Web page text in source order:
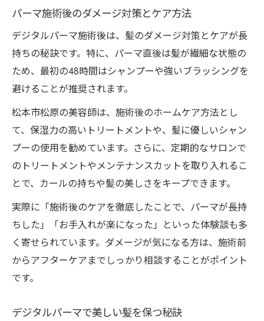
パーマ施術後のダメージ対策とケア方法
デジタルパーマ施術後は、髪のダメージ対策とケアが長
持ちの秘訣です。特に、パーマ直後は髪が繊細な状態の
ため、最初の48時間はシャンプーや強いブラッシングを
避けることが推奨されます。
松本市松原の美容師は、施術後のホームケア方法とし
て、保湿力の高いトリートメントや、髪に優しいシャン
プーの使用を勧めています。さらに、定期的なサロンで
のトリートメントやメンテナンスカットを取り入れるこ
とで、カールの持ちや髪の美しさをキープできます。
実際に「施術後のケアを徹底したことで、パーマが長持
ちした」「お手入れが楽になった」といった体験談も多
く寄せられています。ダメージが気になる方は、施術前
からアフターケアまでしっかり相談することがポイント
です。
デジタルパーマで美しい髪を保つ秘訣